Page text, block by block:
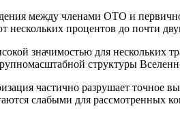
между членами ОТО и
процентов до почти
значимостью для нескольких
структуры
частично разрушает точное
слабыми для рассмотренных